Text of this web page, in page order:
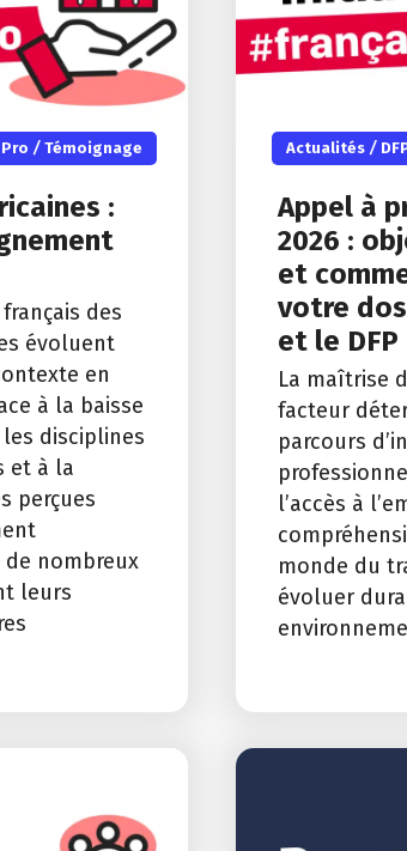
/ Témoignage
:
des
évoluent
en
à la baisse
disciplines
et à la
perçues
nombreux
leurs
Actualités/
Appel à
2026 :
et
votre
et le DFP
La maîtrise
facteur
parcours
l’accès à
monde du
évoluer